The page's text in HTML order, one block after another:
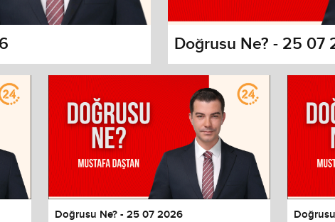
dialog
and close the window.
Doğrusu Ne? - 25 07
Doğrusu Ne? - 25 07 2026